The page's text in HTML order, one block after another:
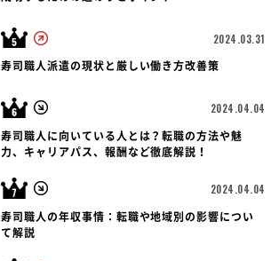
2024.03.31
寿司職人派遣の現状と厳しい働き方改善策
2024.04.04
寿司職人に向いている人とは？転職の方法や魅
力、キャリアパス、報酬など徹底解説！
2024.04.04
寿司職人の年収事情：転職や地域別の影響につい
て解説